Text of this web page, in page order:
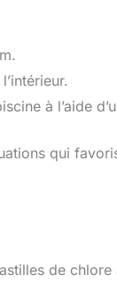
à l’aide
qui
de